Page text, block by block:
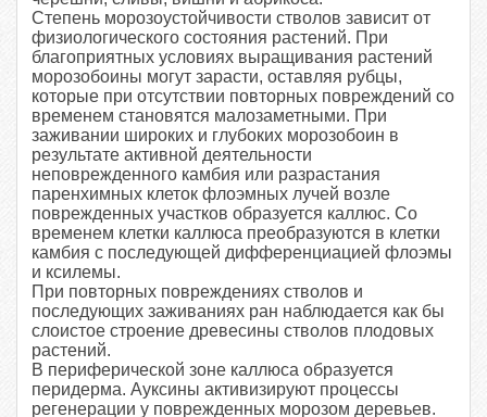
Степень морозоустойчивости стволов за­висит от
физиологического состояния расте­ний. При
благоприятных условиях выращи­вания растений
морозобоины могут зарасти, оставляя рубцы,
которые при отсутствии повторных повреждений со
временем стано­вятся малозаметными. При
заживании широких и глубоких мо­розобоин в
результате активной деятель­ности
неповрежденного камбия или разраста­ния
паренхимных клеток флоэмных лучей возле
поврежденных участков образуется каллюс. Со
временем клетки каллюса пре­образуются в клетки
камбия с последующей дифференциацией флоэмы
и ксилемы.
При повторных повреждениях стволов и
последующих заживаниях ран наблюдается как бы
слоистое строение древесины стволов плодовых
растений.
В периферической зоне каллюса обра­зуется
перидерма. Ауксины активизируют процессы
регенерации у поврежденных моро­зом деревьев.